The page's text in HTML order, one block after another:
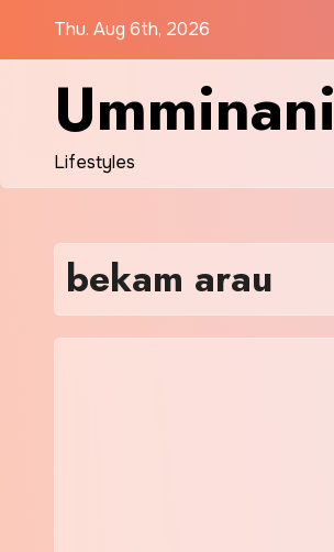
Thu. Aug 6th, 2026
Umminani
Lifestyles
bekam arau